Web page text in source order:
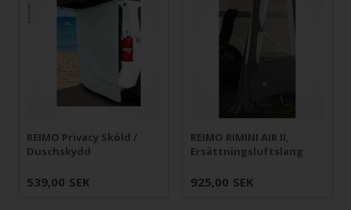
REIMO Privacy Sköld /
Duschskydd
539,00 SEK
REIMO RIMINI AIR II,
Ersättningsluftslang
925,00 SEK